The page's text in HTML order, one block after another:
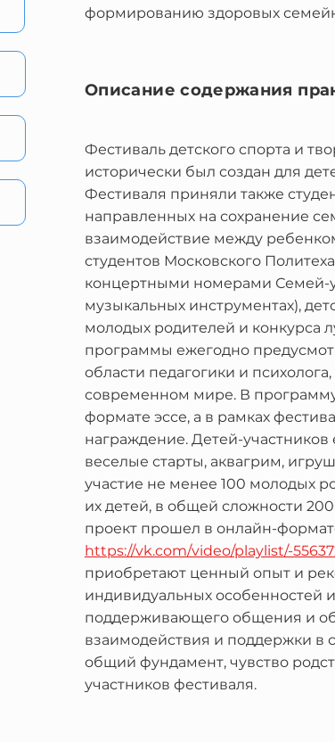
формированию здоровых
Описание содержания
Фестиваль детского спорта и
исторически был создан для
Фестиваля приняли также
направленных на сохранение
взаимодействие между
студентов Московского
концертными номерами Семей-
музыкальных инструментах),
молодых родителей и конкурса
программы ежегодно
области педагогики и
современном мире. В
формате эссе, а в рамках
награждение. Детей-
веселые старты, аквагрим,
участие не менее 100 молодых
их детей, в общей сложности
проект прошел в онлайн-
https://vk.com/video/playlist/-
приобретают ценный опыт и
индивидуальных особенностей
поддерживающего общения и
взаимодействия и поддержки в
общий фундамент, чувство
участников фестиваля.